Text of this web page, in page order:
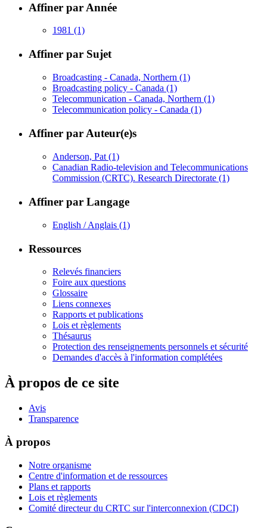
Affiner par Année
1981 (1)
Affiner par Sujet
Broadcasting - Canada, Northern (1)
Broadcasting policy - Canada (1)
Telecommunication - Canada, Northern (1)
Telecommunication policy - Canada (1)
Affiner par Auteur(e)s
Anderson, Pat (1)
Canadian Radio-television and Telecommunications
Commission (CRTC). Research Directorate (1)
Affiner par Langage
English / Anglais (1)
Ressources
Relevés financiers
Foire aux questions
Glossaire
Liens connexes
Rapports et publications
Lois et règlements
Thésaurus
Protection des renseignements personnels et sécurité
Demandes d'accès à l'information complétées
À propos de ce site
Avis
Transparence
À propos
Notre organisme
Centre d'information et de ressources
Plans et rapports
Lois et règlements
Comité directeur du CRTC sur l'interconnexion (CDCI)